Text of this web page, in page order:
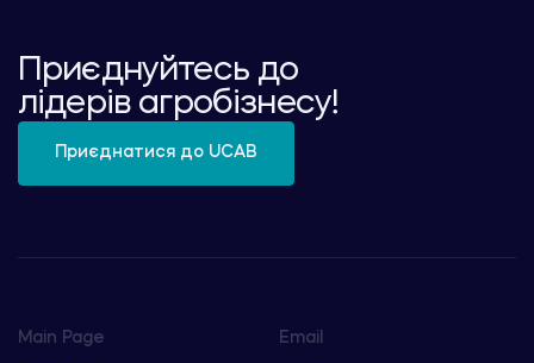
Приєднуйтесь до
лідерів агробізнесу!
Приєднатися до UCAB
Main Page Email